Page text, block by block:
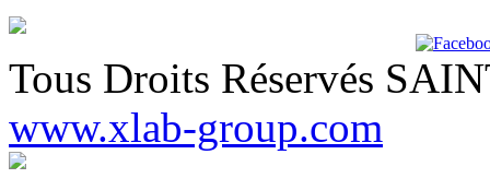
Tous Droits Réservés
www.xlab-group.com